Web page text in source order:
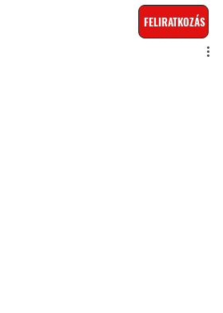
FELIRATKOZÁS